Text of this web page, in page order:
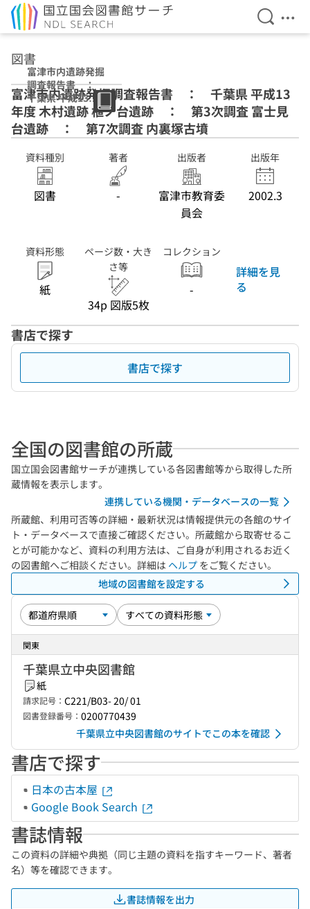
検索を
メ
図書
富津市内遺跡発掘
調査報告書 ：
千葉県 平成13年
度 木村遺跡 植ノ
台遺跡 ： 第3
次調査 富士見台
遺跡 ： 第7次
調査 内裏塚古墳
富津市内遺跡発掘調査報告書 ： 千葉県 平成13
年度 木村遺跡 植ノ台遺跡 ： 第3次調査 富士見
台遺跡 ： 第7次調査 内裏塚古墳
資料種別
図書
著者
-
出版者
富津市教育委
員会
出版年
2002.3
資料形態
紙
ページ数・大き
さ等
34p 図版5枚
コレクション
-
詳細を見
る
書店で探す
書店で探す
全国の図書館の所蔵
国立国会図書館サーチが連携している各図書館等から取得した所
蔵情報を表示します。
連携している機関・データベースの一覧
所蔵館、利用可否等の詳細・最新状況は情報提供元の各館のサイ
ト・データベースで直接ご確認ください。所蔵館から取寄せるこ
とが可能かなど、資料の利用方法は、ご自身が利用されるお近く
の図書館へご相談ください。詳細は ヘルプ をご覧ください。
地域の図書館を設定する
関東
千葉県立中央図書館
紙
請求記号： C221/B03- 20/ 01
図書登録番号： 0200770439
千葉県立中央図書館のサイトでこの本を確認
書店で探す
日本の古本屋
Google Book Search
書誌情報
この資料の詳細や典拠（同じ主題の資料を指すキーワード、著者
名）等を確認できます。
書誌情報を出力